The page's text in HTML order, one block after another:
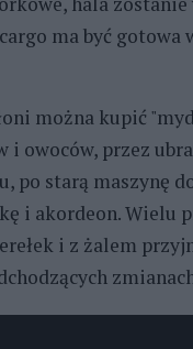
ma być gotowa
można kupić
i owoców, przez
po starą maszynę
i akordeon. Wielu
i z żalem